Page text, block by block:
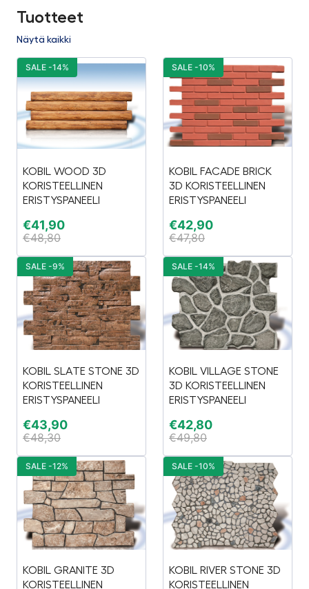
Tuotteet
Näytä kaikki
KOBIL WOOD 3D
KORISTEELLINEN
ERISTYSPANEELI
€41,90
€48,80
SALE -14%
KOBIL FACADE BRICK
3D KORISTEELLINEN
ERISTYSPANEELI
€42,90
€47,80
SALE -10%
KOBIL SLATE STONE 3D
KORISTEELLINEN
ERISTYSPANEELI
€43,90
€48,30
SALE -9%
KOBIL VILLAGE STONE
3D KORISTEELLINEN
ERISTYSPANEELI
€42,80
€49,80
SALE -14%
KOBIL GRANITE 3D
KORISTEELLINEN
SALE -12%
KOBIL RIVER STONE 3D
KORISTEELLINEN
SALE -10%